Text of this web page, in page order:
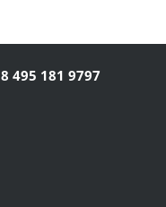
8 495 181 9797